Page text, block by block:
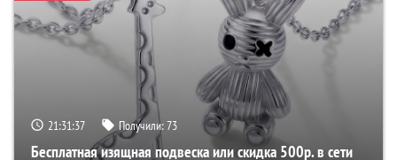
21:31:36 Получили:73
Бесплатная изящная подвеска или скидка 500р. в сети